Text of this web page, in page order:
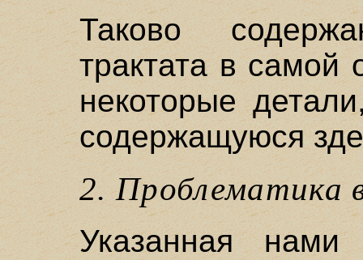
Таково
трактата в
некоторые
содержащуюся
2. Проблематика
Указанная нами